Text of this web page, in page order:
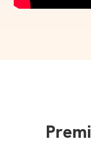
Premi